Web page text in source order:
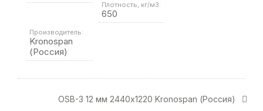
Плотность, кг/м3:
650
Производитель:
Kronospan
(Россия)
OSB-3 12 мм 2440х1220 Kronospan (Россия)